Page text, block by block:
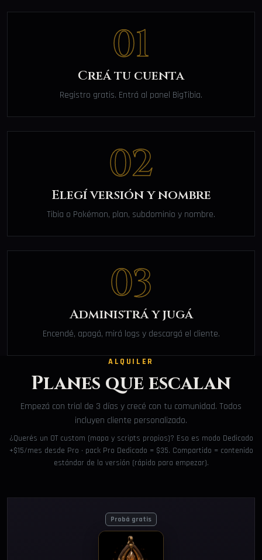
01
Creá tu cuenta
Registro gratis. Entrá al panel BigTibia.
02
Elegí versión y nombre
Tibia o Pokémon, plan, subdominio y nombre.
03
Administrá y jugá
Encendé, apagá, mirá logs y descargá el cliente.
ALQUILER
Planes que escalan
Empezá con trial de 3 días y crecé con tu comunidad. Todos
incluyen cliente personalizado.
¿Querés un OT custom (mapa y scripts propios)? Eso es modo Dedicado
+$15/mes desde Pro · pack Pro Dedicado = $35. Compartido = contenido
estándar de la versión (rápido para empezar).
Probá gratis